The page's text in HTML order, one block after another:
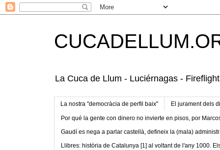
La Cuca de Llum - Luciérnagas -
La nostra "democràcia de perfil baix" El jurament dels
Por qué la gente con dinero no invierte en pisos, por
Gaudí es nega a parlar castellà, defineix la (mala)
Llibres: història de Catalunya [1] al voltant de l'any 1000.